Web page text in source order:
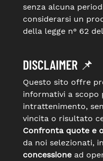
senza alcuna
considerarsi un
della legge n° 62 del
DISCLAIMER 📌
Questo sito offre
informativi a scopo
intrattenimento,
vincita o risultato
Confronta quote e
da noi selezionati,
concessione ad